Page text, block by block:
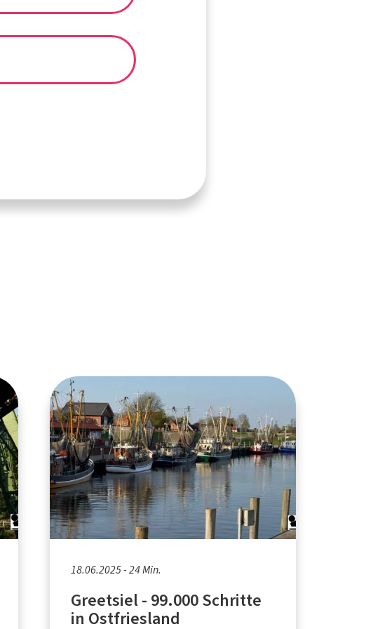
18.06.2025 - 24 Min.
Greetsiel - 99.000 Schritte
in Ostfriesland